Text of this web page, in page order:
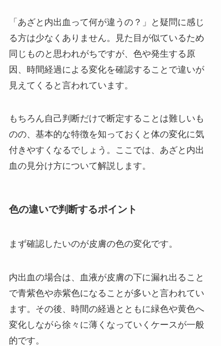
「あざと内出血って何が違うの？」と疑問に感じ
る方は少なくありません。見た目が似ているため
同じものと思われがちですが、色や発生する原
因、時間経過による変化を確認することで違いが
見えてくると言われています。
もちろん自己判断だけで断定することは難しいも
のの、基本的な特徴を知っておくと体の変化に気
付きやすくなるでしょう。ここでは、あざと内出
血の見分け方について解説します。
色の違いで判断するポイント
まず確認したいのが皮膚の色の変化です。
内出血の場合は、血液が皮膚の下に漏れ出ること
で青紫色や赤紫色になることが多いと言われてい
ます。その後、時間の経過とともに緑色や黄色へ
変化しながら徐々に薄くなっていくケースが一般
的です。